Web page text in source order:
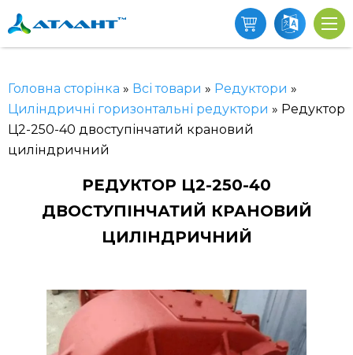
Головна сторінка » Всі товари » Редуктори »
Циліндричні горизонтальні редуктори » Редуктор
Ц2-250-40 двоступінчатий крановий
циліндричний
РЕДУКТОР Ц2-250-40
ДВОСТУПІНЧАТИЙ КРАНОВИЙ
ЦИЛІНДРИЧНИЙ